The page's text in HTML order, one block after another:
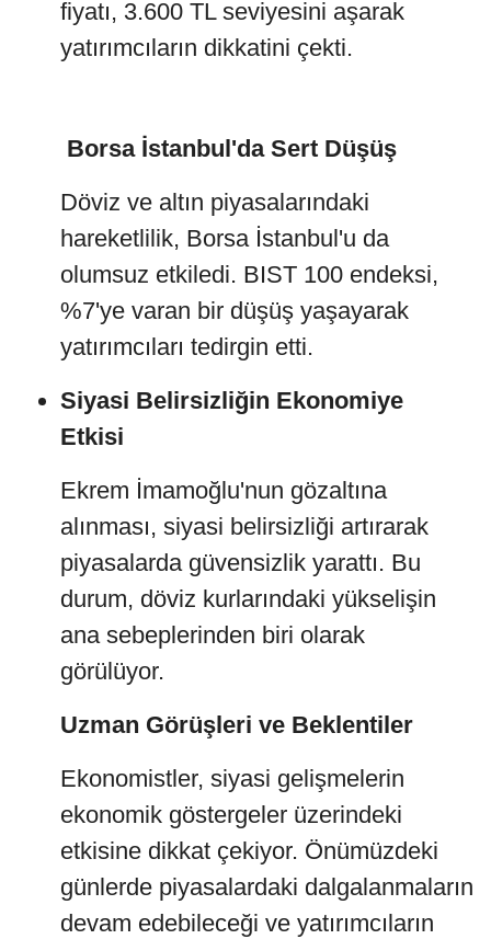
fiyatı, 3.600 TL seviyesini aşarak
yatırımcıların dikkatini çekti.
Borsa İstanbul'da Sert Düşüş
Döviz ve altın piyasalarındaki
hareketlilik, Borsa İstanbul'u da
olumsuz etkiledi. BIST 100 endeksi,
%7'ye varan bir düşüş yaşayarak
yatırımcıları tedirgin etti.
Siyasi Belirsizliğin Ekonomiye
Etkisi
Ekrem İmamoğlu'nun gözaltına
alınması, siyasi belirsizliği artırarak
piyasalarda güvensizlik yarattı. Bu
durum, döviz kurlarındaki yükselişin
ana sebeplerinden biri olarak
görülüyor.
Uzman Görüşleri ve Beklentiler
Ekonomistler, siyasi gelişmelerin
ekonomik göstergeler üzerindeki
etkisine dikkat çekiyor. Önümüzdeki
günlerde piyasalardaki dalgalanmaların
devam edebileceği ve yatırımcıların